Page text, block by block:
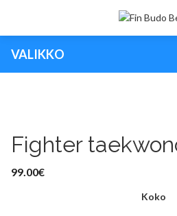
VALIKKO
Fighter
99.00€
Koko